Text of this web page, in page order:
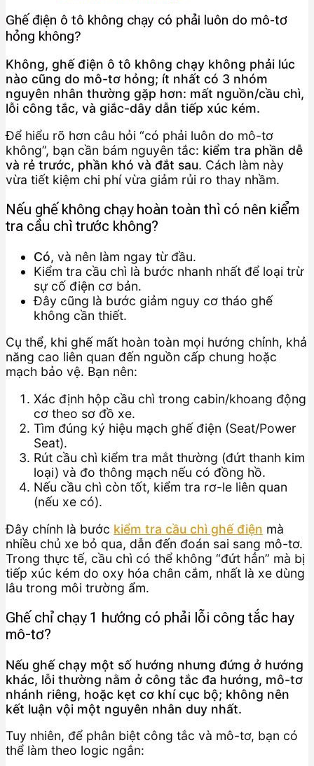
Ghế điện ô tô không chạy có phải luôn do mô-tơ
hỏng không?
Không, ghế điện ô tô không chạy không phải lúc
nào cũng do mô-tơ hỏng; ít nhất có 3 nhóm
nguyên nhân thường gặp hơn: mất nguồn/cầu chì,
lỗi công tắc, và giắc-dây dẫn tiếp xúc kém.
Để hiểu rõ hơn câu hỏi “có phải luôn do mô-tơ
không”, bạn cần bám nguyên tắc: kiểm tra phần dễ
và rẻ trước, phần khó và đắt sau. Cách làm này
vừa tiết kiệm chi phí vừa giảm rủi ro thay nhầm.
Nếu ghế không chạy hoàn toàn thì có nên kiểm
tra cầu chì trước không?
Có, và nên làm ngay từ đầu.
Kiểm tra cầu chì là bước nhanh nhất để loại trừ
sự cố điện cơ bản.
Đây cũng là bước giảm nguy cơ tháo ghế
không cần thiết.
Cụ thể, khi ghế mất hoàn toàn mọi hướng chỉnh, khả
năng cao liên quan đến nguồn cấp chung hoặc
mạch bảo vệ. Bạn nên:
Xác định hộp cầu chì trong cabin/khoang động
cơ theo sơ đồ xe.
Tìm đúng ký hiệu mạch ghế điện (Seat/Power
Seat).
Rút cầu chì kiểm tra mắt thường (đứt thanh kim
loại) và đo thông mạch nếu có đồng hồ.
Nếu cầu chì còn tốt, kiểm tra rơ-le liên quan
(nếu xe có).
Đây chính là bước kiểm tra cầu chì ghế điện mà
nhiều chủ xe bỏ qua, dẫn đến đoán sai sang mô-tơ.
Trong thực tế, cầu chì có thể không “đứt hẳn” mà bị
tiếp xúc kém do oxy hóa chân cắm, nhất là xe dùng
lâu trong môi trường ẩm.
Ghế chỉ chạy 1 hướng có phải lỗi công tắc hay
mô-tơ?
Nếu ghế chạy một số hướng nhưng đứng ở hướng
khác, lỗi thường nằm ở công tắc đa hướng, mô-tơ
nhánh riêng, hoặc kẹt cơ khí cục bộ; không nên
kết luận vội một nguyên nhân duy nhất.
Tuy nhiên, để phân biệt công tắc và mô-tơ, bạn có
thể làm theo logic ngắn: